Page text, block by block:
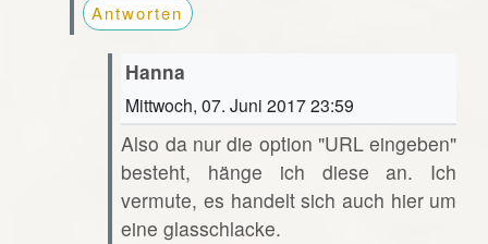
Antworten
Hanna
Mittwoch, 07. Juni 2017 23:59
Also da nur die option "URL eingeben"
besteht, hänge ich diese an. Ich
vermute, es handelt sich auch hier um
eine glasschlacke.